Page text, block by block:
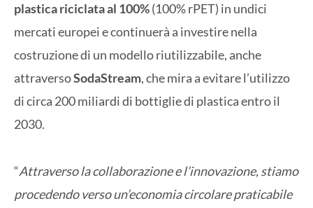
plastica riciclata al 100%(100% rPET) in undici
mercati europei e continuerà a investire nella
costruzione di un modello riutilizzabile, anche
attraversoSodaStream, che mira a evitare l’utilizzo
di circa 200 miliardi di bottiglie di plastica entro il
2030.
“Attraverso la collaborazione e l’innovazione, stiamo
procedendo verso un’economia circolare praticabile